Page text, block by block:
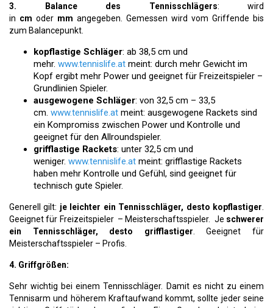
3. Balance des Tennisschlägers: wird
in cm oder mm angegeben. Gemessen wird vom Griffende bis
zum Balancepunkt.
kopflastige Schläger: ab 38,5 cm und
mehr. www.tennislife.at meint: durch mehr Gewicht im
Kopf ergibt mehr Power und geeignet für Freizeitspieler –
Grundlinien Spieler.
ausgewogene Schläger: von 32,5 cm – 33,5
cm. www.tennislife.at meint: ausgewogene Rackets sind
ein Kompromiss zwischen Power und Kontrolle und
geeignet für den Allroundspieler.
grifflastige Rackets: unter 32,5 cm und
weniger. www.tennislife.at meint: grifflastige Rackets
haben mehr Kontrolle und Gefühl, sind geeignet für
technisch gute Spieler.
Generell gilt: je leichter ein Tennisschläger, desto kopflastiger.
Geeignet für Freizeitspieler – Meisterschaftsspieler. Je schwerer
ein Tennisschläger, desto grifflastiger. Geeignet für
Meisterschaftsspieler – Profis.
4. Griffgrößen:
Sehr wichtig bei einem Tennisschläger. Damit es nicht zu einem
Tennisarm und höherem Kraftaufwand kommt, sollte jeder seine